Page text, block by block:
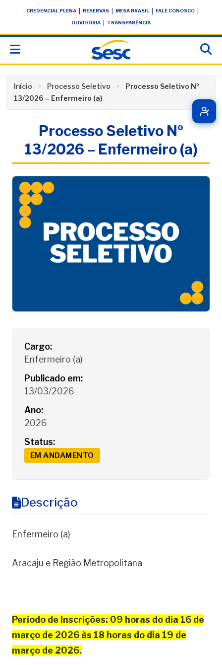
conteúdoCREDENCIAL PLENA RESERVAS MESA BRASIL FALE CONOSCO
OUVIDORIA TRANSPARÊNCIA
Início Processo Seletivo
Processo Seletivo Nº
13/2026 – Enfermeiro (a)
Processo Seletivo Nº
13/2026 – Enfermeiro (a)
Detalhes do Processo Seletivo
Cargo:
Enfermeiro (a)
Publicado em:
13/03/2026
Ano:
2026
Status:
EM ANDAMENTO
Descrição
Enfermeiro (a)
Aracaju e Região Metropolitana
Período de Inscrições: 09 horas do dia 16 de
março de 2026 às 18 horas do dia 19 de
março de 2026.